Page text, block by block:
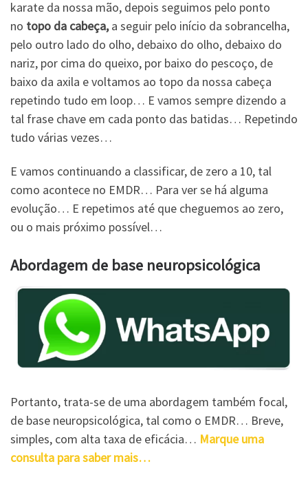
karate da nossa mão, depois seguimos pelo ponto
no topo da cabeça,a seguir pelo início da sobrancelha,
pelo outro lado do olho, debaixo do olho, debaixo do
nariz, por cima do queixo, por baixo do pescoço, de
baixo da axila e voltamos ao topo da nossa cabeça
repetindo tudo em loop… E vamos sempre dizendo a
tal frase chave em cada ponto das batidas… Repetindo
tudo várias vezes…
E vamos continuando a classificar, de zero a 10, tal
como acontece no EMDR… Para ver se há alguma
evolução… E repetimos até que cheguemos ao zero,
ou o mais próximo possível…
Abordagem de base neuropsicológica
Portanto, trata-se de uma abordagem também focal,
de base neuropsicológica, tal como o EMDR… Breve,
simples, com alta taxa de eficácia… Marque uma
consulta para saber mais…